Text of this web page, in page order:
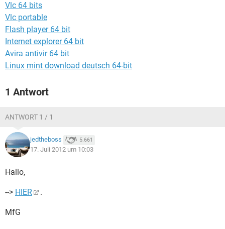
Vlc 64 bits
Vlc portable
Flash player 64 bit
Internet explorer 64 bit
Avira antivir 64 bit
Linux mint download deutsch 64-bit
1 Antwort
ANTWORT 1 / 1
jedtheboss 5.661
17. Juli 2012 um 10:03
Hallo,
--> HIER .
MfG